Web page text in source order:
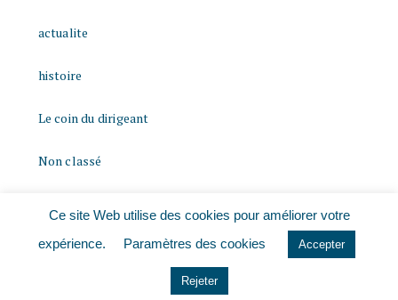
actualite
histoire
Le coin du dirigeant
Non classé
Ce site Web utilise des cookies pour améliorer votre
expérience.
Paramètres des cookies Accepter
Rejeter